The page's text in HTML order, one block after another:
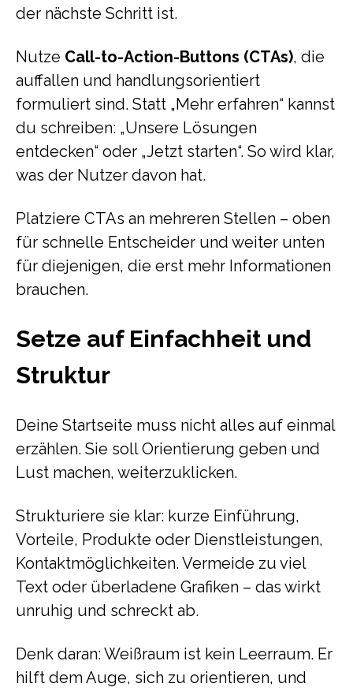
der nächste Schritt ist.
Nutze Call-to-Action-Buttons (CTAs), die
auffallen und handlungsorientiert
formuliert sind. Statt „Mehr erfahren“ kannst
du schreiben: „Unsere Lösungen
entdecken“ oder „Jetzt starten“. So wird klar,
was der Nutzer davon hat.
Platziere CTAs an mehreren Stellen – oben
für schnelle Entscheider und weiter unten
für diejenigen, die erst mehr Informationen
brauchen.
Setze auf Einfachheit und
Struktur
Deine Startseite muss nicht alles auf einmal
erzählen. Sie soll Orientierung geben und
Lust machen, weiterzuklicken.
Strukturiere sie klar: kurze Einführung,
Vorteile, Produkte oder Dienstleistungen,
Kontaktmöglichkeiten. Vermeide zu viel
Text oder überladene Grafiken – das wirkt
unruhig und schreckt ab.
Denk daran: Weißraum ist kein Leerraum. Er
hilft dem Auge, sich zu orientieren, und